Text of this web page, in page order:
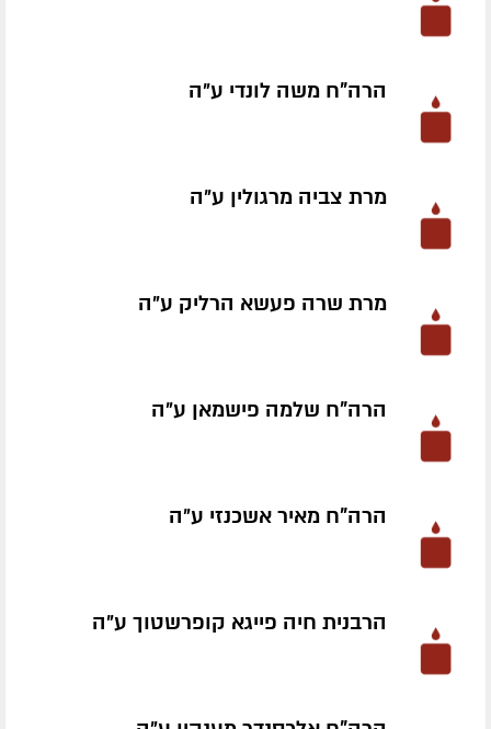
הרה"ח משה לונדי ע״ה
מרת צביה מרגולין ע״ה
מרת שרה פעשא הרליק ע״ה
הרה"ח שלמה פישמאן ע״ה
הרה"ח מאיר אשכנזי ע״ה
הרבנית חיה פייגא קופרשטוך ע״ה